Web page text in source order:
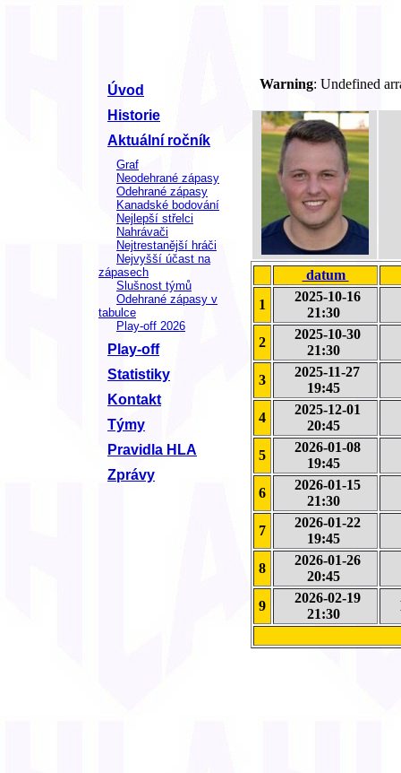
Úvod
Historie
Aktuální ročník
Graf
Neodehrané zápasy
Odehrané zápasy
Kanadské bodování
Nejlepší střelci
Nahrávači
Nejtrestanější hráči
Nejvyšší účast na
zápasech
Slušnost týmů
Odehrané zápasy v
tabulce
Play-off 2026
Play-off
Statistiky
Kontakt
Týmy
Pravidla HLA
Zprávy
Warning: Undefined
datum
1
2025-10-16
21:30
2
2025-10-30
21:30
3
2025-11-27
19:45
4
2025-12-01
20:45
5
2026-01-08
19:45
6
2026-01-15
21:30
7
2026-01-22
19:45
8
2026-01-26
20:45
9
2026-02-19
21:30